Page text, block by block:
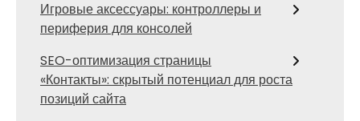
Игровые аксессуары: контроллеры и
периферия для консолей
SEO-оптимизация страницы
«Контакты»: скрытый потенциал для роста
позиций сайта